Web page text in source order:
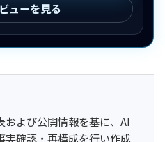
ューを見る
よび公開情報を基に、AI
確認・再構成を行い作成